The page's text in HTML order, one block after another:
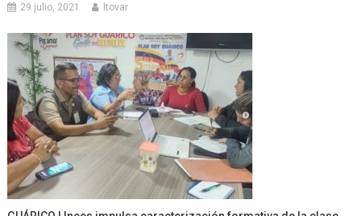
29 julio, 2021 ltovar